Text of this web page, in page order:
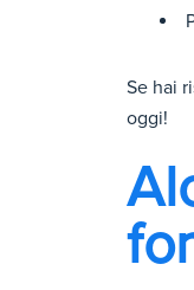
Se hai
oggi!